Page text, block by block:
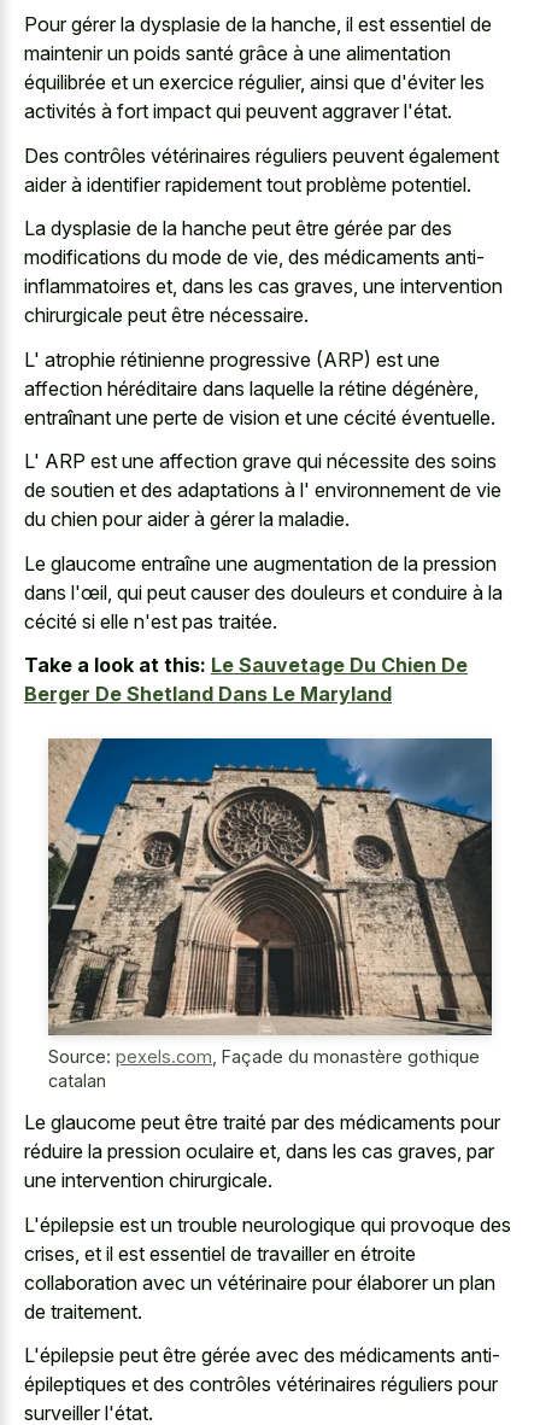
Pour gérer la dysplasie de la hanche, il est essentiel de
maintenir un poids santé grâce à une alimentation
équilibrée et un exercice régulier, ainsi que d'éviter les
activités à fort impact qui peuvent aggraver l'état.
Des contrôles vétérinaires réguliers peuvent également
aider à identifier rapidement tout problème potentiel.
La dysplasie de la hanche peut être gérée par des
modifications du mode de vie, des médicaments anti-
inflammatoires et, dans les cas graves, une intervention
chirurgicale peut être nécessaire.
L' atrophie rétinienne progressive (ARP) est une
affection héréditaire dans laquelle la rétine dégénère,
entraînant une perte de vision et une cécité éventuelle.
L' ARP est une affection grave qui nécessite des soins
de soutien et des adaptations à l' environnement de vie
du chien pour aider à gérer la maladie.
Le glaucome entraîne une augmentation de la pression
dans l'œil, qui peut causer des douleurs et conduire à la
cécité si elle n'est pas traitée.
Take a look at this: Le Sauvetage Du Chien De
Berger De Shetland Dans Le Maryland
Source: pexels.com Façade du monastère gothique
catalan
Le glaucome peut être traité par des médicaments pour
réduire la pression oculaire et, dans les cas graves, par
une intervention chirurgicale.
L'épilepsie est un trouble neurologique qui provoque des
crises, et il est essentiel de travailler en étroite
collaboration avec un vétérinaire pour élaborer un plan
de traitement.
L'épilepsie peut être gérée avec des médicaments anti-
épileptiques et des contrôles vétérinaires réguliers pour
surveiller l'état.